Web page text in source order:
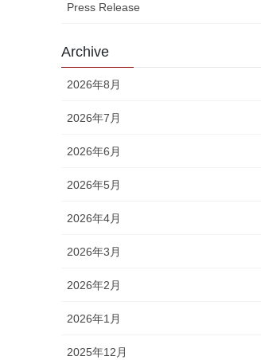
Press Release
Archive
2026年8月
2026年7月
2026年6月
2026年5月
2026年4月
2026年3月
2026年2月
2026年1月
2025年12月